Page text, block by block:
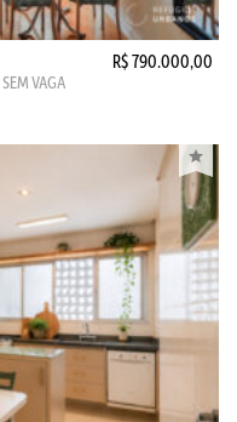
R$ 790.000,00
VAGA